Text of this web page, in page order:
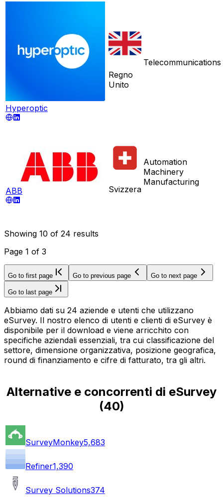
Hyperoptic
Regno
Unito
Telecommunications
ABB Svizzera
Automation
Machinery
Manufacturing
Showing 10 of 24 results
Page 1 of 3
Go to first page Go to previous page Go to next page
Go to last page
Abbiamo dati su 24 aziende e utenti che utilizzano
eSurvey. Il nostro elenco di utenti e clienti di eSurvey è
disponibile per il download e viene arricchito con
specifiche aziendali essenziali, tra cui classificazione del
settore, dimensione organizzativa, posizione geografica,
round di finanziamento e cifre di fatturato, tra gli altri.
Alternative e concorrenti di eSurvey
(40)
SurveyMonkey5,683
Refiner1,390
Survey Solutions374